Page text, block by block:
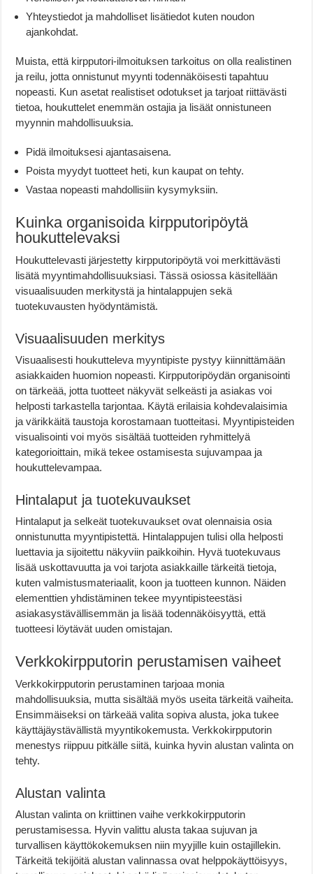
Yhteystiedot ja mahdolliset lisätiedot kuten noudon
ajankohdat.
Muista, että kirpputori-ilmoituksen tarkoitus on olla realistinen
ja reilu, jotta onnistunut myynti todennäköisesti tapahtuu
nopeasti. Kun asetat realistiset odotukset ja tarjoat riittävästi
tietoa, houkuttelet enemmän ostajia ja lisäät onnistuneen
myynnin mahdollisuuksia.
Pidä ilmoituksesi ajantasaisena.
Poista myydyt tuotteet heti, kun kaupat on tehty.
Vastaa nopeasti mahdollisiin kysymyksiin.
Kuinka organisoida kirpputoripöytä
houkuttelevaksi
Houkuttelevasti järjestetty kirpputoripöytä voi merkittävästi
lisätä myyntimahdollisuuksiasi. Tässä osiossa käsitellään
visuaalisuuden merkitystä ja hintalappujen sekä
tuotekuvausten hyödyntämistä.
Visuaalisuuden merkitys
Visuaalisesti houkutteleva myyntipiste pystyy kiinnittämään
asiakkaiden huomion nopeasti. Kirpputoripöydän organisointi
on tärkeää, jotta tuotteet näkyvät selkeästi ja asiakas voi
helposti tarkastella tarjontaa. Käytä erilaisia kohdevalaisimia
ja värikkäitä taustoja korostamaan tuotteitasi. Myyntipisteiden
visualisointi voi myös sisältää tuotteiden ryhmittelyä
kategorioittain, mikä tekee ostamisesta sujuvampaa ja
houkuttelevampaa.
Hintalaput ja tuotekuvaukset
Hintalaput ja selkeät tuotekuvaukset ovat olennaisia osia
onnistunutta myyntipistettä. Hintalappujen tulisi olla helposti
luettavia ja sijoitettu näkyviin paikkoihin. Hyvä tuotekuvaus
lisää uskottavuutta ja voi tarjota asiakkaille tärkeitä tietoja,
kuten valmistusmateriaalit, koon ja tuotteen kunnon. Näiden
elementtien yhdistäminen tekee myyntipisteestäsi
asiakasystävällisemmän ja lisää todennäköisyyttä, että
tuotteesi löytävät uuden omistajan.
Verkkokirpputorin perustamisen vaiheet
Verkkokirpputorin perustaminen tarjoaa monia
mahdollisuuksia, mutta sisältää myös useita tärkeitä vaiheita.
Ensimmäiseksi on tärkeää valita sopiva alusta, joka tukee
käyttäjäystävällistä myyntikokemusta. Verkkokirpputorin
menestys riippuu pitkälle siitä, kuinka hyvin alustan valinta on
tehty.
Alustan valinta
Alustan valinta on kriittinen vaihe verkkokirpputorin
perustamisessa. Hyvin valittu alusta takaa sujuvan ja
turvallisen käyttökokemuksen niin myyjille kuin ostajillekin.
Tärkeitä tekijöitä alustan valinnassa ovat helppokäyttöisyys,